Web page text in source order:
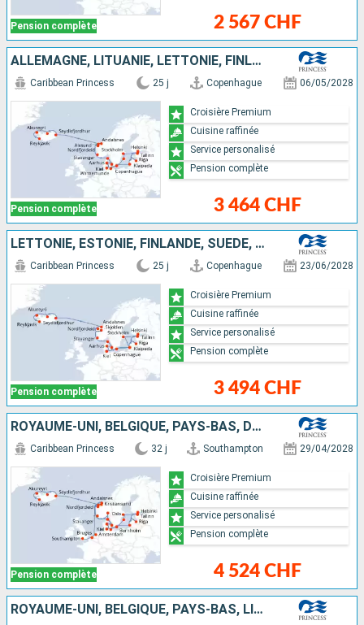
Pension complète 2 567 CHF
ALLEMAGNE, LITUANIE, LETTONIE, FINLANDE, ESTONIE, SUÈDE, DANEMARK, NORVÈGE, ISLANDE
Pension complète
Caribbean Princess 25 j Copenhague 06/05/2028
3 464 CHF
Croisière Premium
Cuisine raffinée
Service personalisé
Pension complète
LETTONIE, ESTONIE, FINLANDE, SUÈDE, LITUANIE, DANEMARK, ALLEMAGNE, NORVÈGE, ISLANDE
Pension complète
Caribbean Princess 25 j Copenhague 23/06/2028
3 494 CHF
Croisière Premium
Cuisine raffinée
Service personalisé
Pension complète
ROYAUME-UNI, BELGIQUE, PAYS-BAS, DANEMARK, LITUANIE, LETTONIE, FINLANDE, ESTONIE, SUÈDE, ALLEMAGNE, NORVÈGE, ISLANDE
Pension complète
Caribbean Princess 32 j Southampton 29/04/2028
4 524 CHF
Croisière Premium
Cuisine raffinée
Service personalisé
Pension complète
ROYAUME-UNI, BELGIQUE, PAYS-BAS, LITUANIE, LETTONIE, FINLANDE, ESTONIE, SUÈDE, ALLEMAGNE, DANEMARK, NORVÈGE, ISLANDE